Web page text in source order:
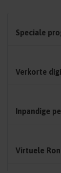
Speciale
Verkorte
Inpandige
Virtuele